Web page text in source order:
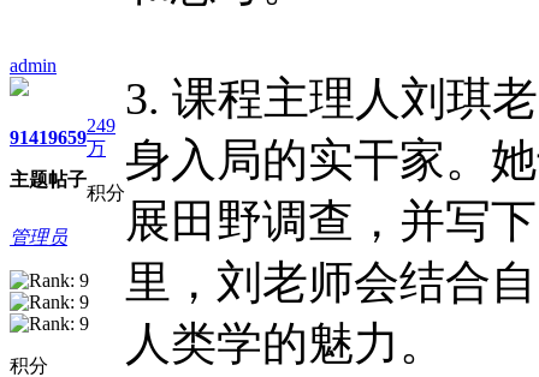
admin
9141
主题
9659
帖子
249
万
积分
管理员
积分
3. 课程主理人刘琪
身入局的实干家。
展田野调查，并写
里，刘老师会结合
人类学的魅力。